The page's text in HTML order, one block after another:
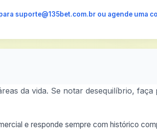
suporte@135bet.com.br ou agende uma
da vida. Se notar desequilíbrio,
e responde sempre com histórico